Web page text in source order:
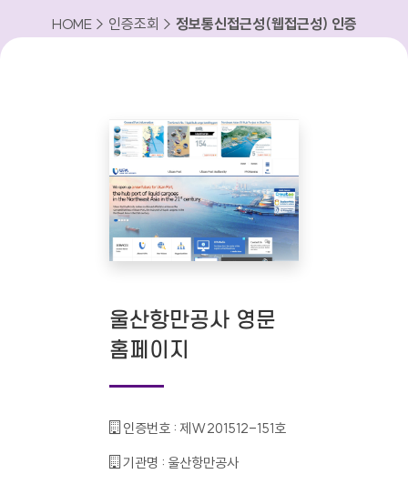
HOME > 인증조회 > 정보통신접근성(웹접근성) 인증
울산항만공사 영문
홈페이지
인증번호 : 제W201512-151호
기관명 : 울산항만공사